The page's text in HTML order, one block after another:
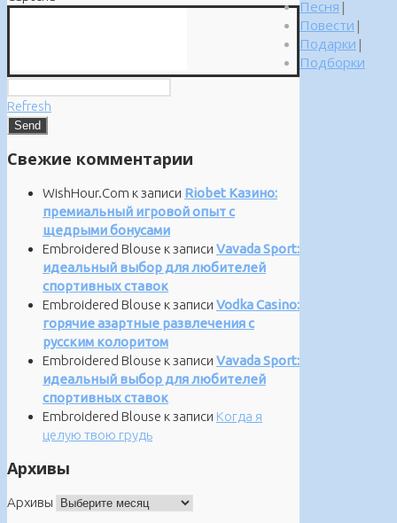
Refresh
Свежие комментарии
WishHour.Com к записи Riobet Казино:
премиальный игровой опыт с
щедрыми бонусами
Embroidered Blouse к записи Vavada Sport:
идеальный выбор для любителей
спортивных ставок
Embroidered Blouse к записи Vodka Casino:
горячие азартные развлечения с
русским колоритом
Embroidered Blouse к записи Vavada Sport:
идеальный выбор для любителей
спортивных ставок
Embroidered Blouse к записи Когда я
целую твою грудь
Архивы
Архивы
Песня |
Повести |
Подарки |
Подборки